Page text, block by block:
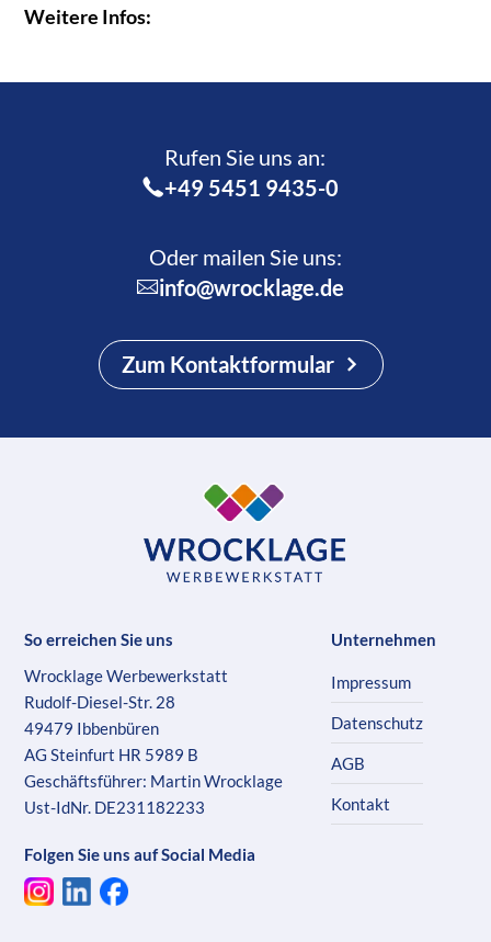
Weitere Infos:
Rufen Sie uns an:­
+49 5451 9435-0
Oder mailen Sie uns:
info@wrocklage.de
Zum Kontaktformular
So erreichen Sie uns
Wrocklage Werbewerkstatt
Rudolf-Diesel-Str. 28
49479 Ibbenbüren
AG Steinfurt HR 5989 B
Geschäftsführer: Martin Wrocklage
Ust-IdNr. DE231182233
Folgen Sie uns auf Social Media
Unternehmen
Impressum
Datenschutz
AGB
Kontakt